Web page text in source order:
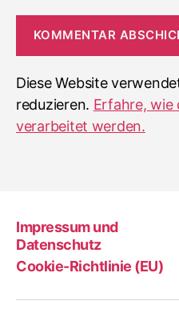
Diese Website
reduzieren. Erfahre, wie
verarbeitet werden.
Impressum und
Datenschutz
Cookie-Richtlinie (EU)